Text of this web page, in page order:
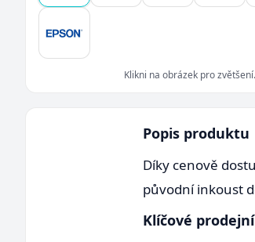
Klikni na obrázek pro zvětšení.
Popis produktu
Díky cenově
původní inkoust
Klíčové